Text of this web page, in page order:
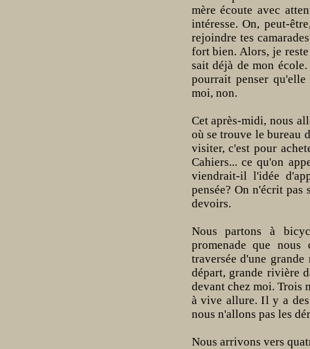
mère écoute avec
intéresse. On, peut-
rejoindre tes
fort bien. Alors, je
sait déjà de mon
pourrait penser qu'elle
moi, non.
Cet après-midi, nous
où se trouve le bureau
visiter, c'est pour
Cahiers... ce qu'on
viendrait-il l'idée
pensée? On n'écrit pas
devoirs.
Nous partons à
promenade que nous
traversée d'une
départ, grande rivière
devant chez moi. Trois
à vive allure. Il y a des
nous n'allons pas les
Nous arrivons vers